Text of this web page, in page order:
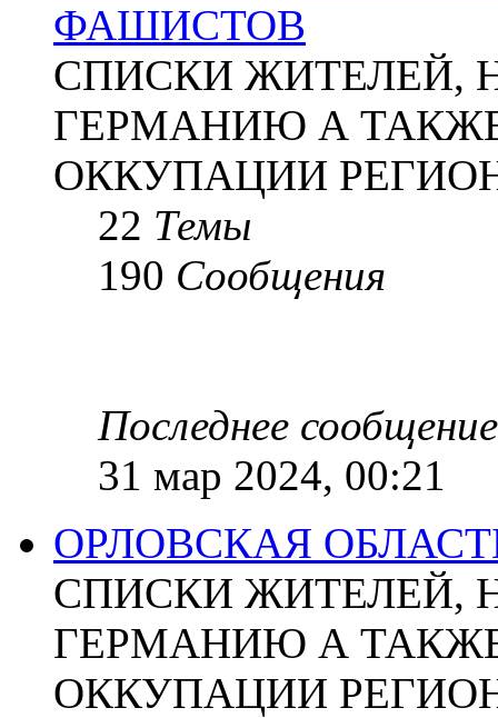
ФАШИСТОВ
СПИСКИ ЖИТЕЛЕЙ,
ГЕРМАНИЮ А
ОККУПАЦИИ
22 Темы
190 Сообщения
Последнее сообщение
31 мар 2024, 00:21
ОРЛОВСКАЯ
СПИСКИ ЖИТЕЛЕЙ,
ГЕРМАНИЮ А
ОККУПАЦИИ